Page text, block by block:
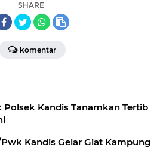
SHARE
komentar
Polsek Kandis Tanamkan Tertib
Kandis Gelar Giat Kampung